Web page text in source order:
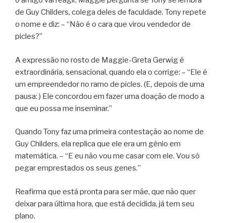
de Guy Childers, colega deles de faculdade. Tony repete
o nome e diz: – “Não é o cara que virou vendedor de
picles?”
A expressão no rosto de Maggie-Greta Gerwig é
extraordinária, sensacional, quando ela o corrige: – “Ele é
um empreendedor no ramo de picles. (E, depois de uma
pausa: ) Ele concordou em fazer uma doação de modo a
que eu possa me inseminar.”
Quando Tony faz uma primeira contestação ao nome de
Guy Childers, ela replica que ele era um gênio em
matemática. – “E eu não vou me casar com ele. Vou só
pegar emprestados os seus genes.”
Reafirma que está pronta para ser mãe, que não quer
deixar para última hora, que está decidida, já tem seu
plano.